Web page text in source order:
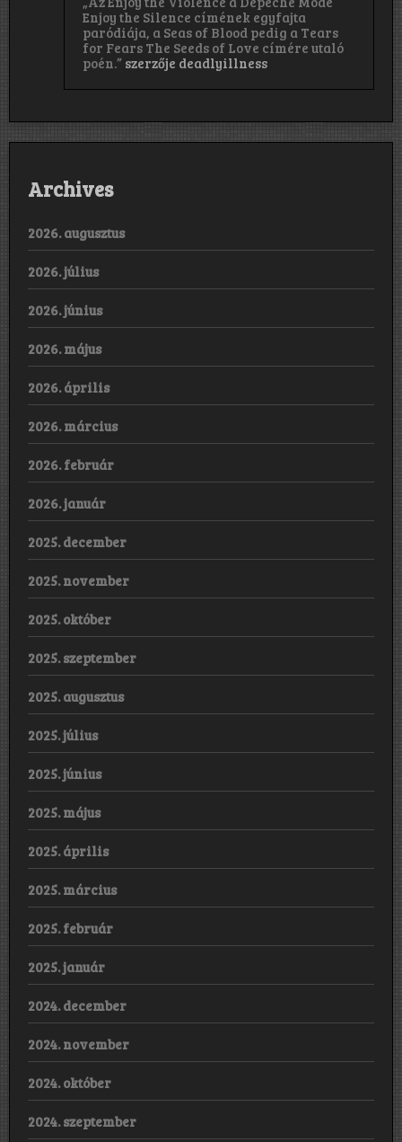
Enjoy the Silence címének egyfajta
paródiája, a Seas of Blood pedig a Tears
for Fears The Seeds of Love címére utaló
poén.” szerzője deadlyillness
Archives
2026. augusztus
2026. július
2026. június
2026. május
2026. április
2026. március
2026. február
2026. január
2025. december
2025. november
2025. október
2025. szeptember
2025. augusztus
2025. július
2025. június
2025. május
2025. április
2025. március
2025. február
2025. január
2024. december
2024. november
2024. október
2024. szeptember